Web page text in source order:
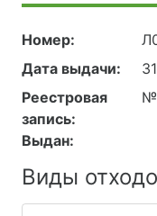
Номер:
Дата выдачи:
Реестровая
запись:
№
Выдан:
Виды